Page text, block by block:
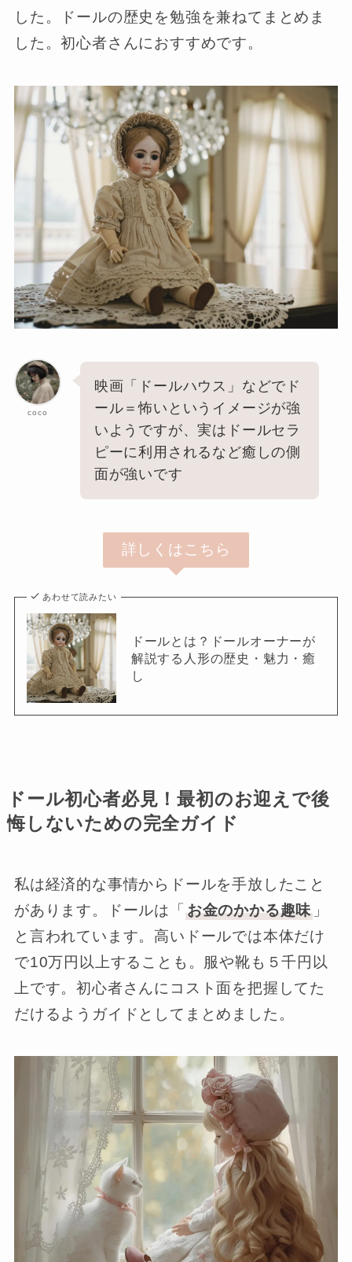
した。ドールの歴史を勉強を兼ねてまとめま
した。初心者さんにおすすめです。
coco
映画「ドールハウス」などでド
ール＝怖いというイメージが強
いようですが、実はドールセラ
ピーに利用されるなど癒しの側
面が強いです
詳しくはこちら
あわせて読みたい
ドールとは？ドールオーナーが
解説する人形の歴史・魅力・癒
し
ドール初心者必見！最初のお迎えで後
悔しないための完全ガイド
私は経済的な事情からドールを手放したこと
があります。ドールは「 お金のかかる趣味 」
と言われています。高いドールでは本体だけ
で10万円以上することも。服や靴も５千円以
上です。初心者さんにコスト面を把握してた
だけるようガイドとしてまとめました。